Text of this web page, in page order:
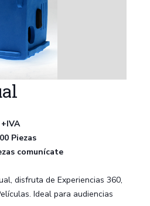
Piezas
comunícate
disfruta de Experiencias 360,
Ideal para audiencias